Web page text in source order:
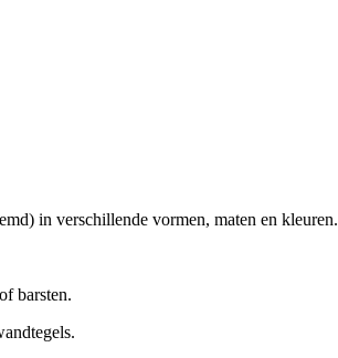
in verschillende vormen, maten en kleuren.
barsten.